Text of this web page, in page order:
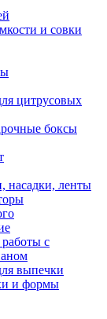
и совки
цитрусовых
боксы
насадки, ленты
с
выпечки
и формы